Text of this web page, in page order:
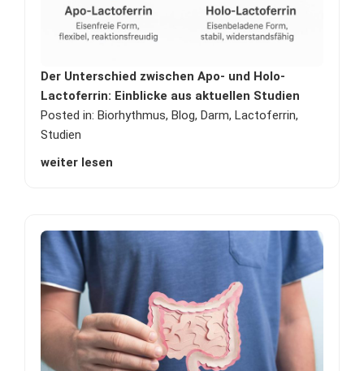
Der Unterschied zwischen Apo- und Holo-
Lactoferrin: Einblicke aus aktuellen Studien
Posted in: Biorhythmus,Blog,Darm,Lactoferrin,
Studien
weiter lesen